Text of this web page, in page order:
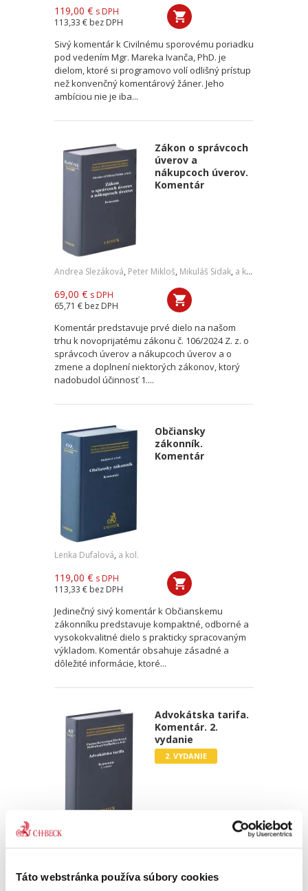
Táto webstránka používa súbory cookies
119,00 € s DPH
113,33 € bez DPH
Sivý komentár k Civilnému sporovému poriadku
pod vedením Mgr. Mareka Ivanča, PhD. je
dielom, ktoré si programovo volí odlišný prístup
než konvenčný komentárový žáner. Jeho
ambíciou nie je iba...
Zákon o správcoch
úverov a
nákupcoch úverov.
Komentár
Andrea Slezáková, Peter Mikloš, Mikuláš Sidak, a kol.
69,00 € s DPH
65,71 € bez DPH
Komentár predstavuje prvé dielo na našom
trhu k novoprijatému zákonu č. 106/2024 Z. z. o
správcoch úverov a nákupcoch úverov a o
zmene a doplnení niektorých zákonov, ktorý
nadobudol účinnosť 1....
Občiansky
zákonník.
Komentár
Lenka Dufalová, a kol.
119,00 € s DPH
113,33 € bez DPH
Jedinečný sivý komentár k Občianskemu
zákonníku predstavuje kompaktné, odborné a
vysokokvalitné dielo s prakticky spracovaným
výkladom. Komentár obsahuje zásadné a
dôležité informácie, ktoré...
Advokátska tarifa.
Komentár. 2.
vydanie
2. VYDANIE
Ivan Fiačan
46,67 €bez DPH